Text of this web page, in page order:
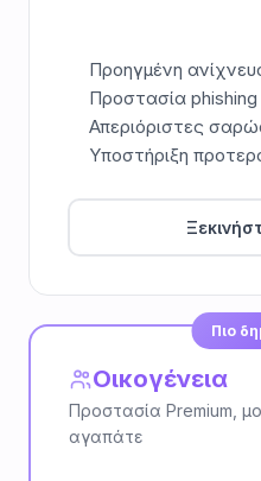
Προηγμένη
Προστασία
Απεριόριστες
Υποστήριξη
Πιο
Οικογένεια
Προστασία Premium,
αγαπάτε